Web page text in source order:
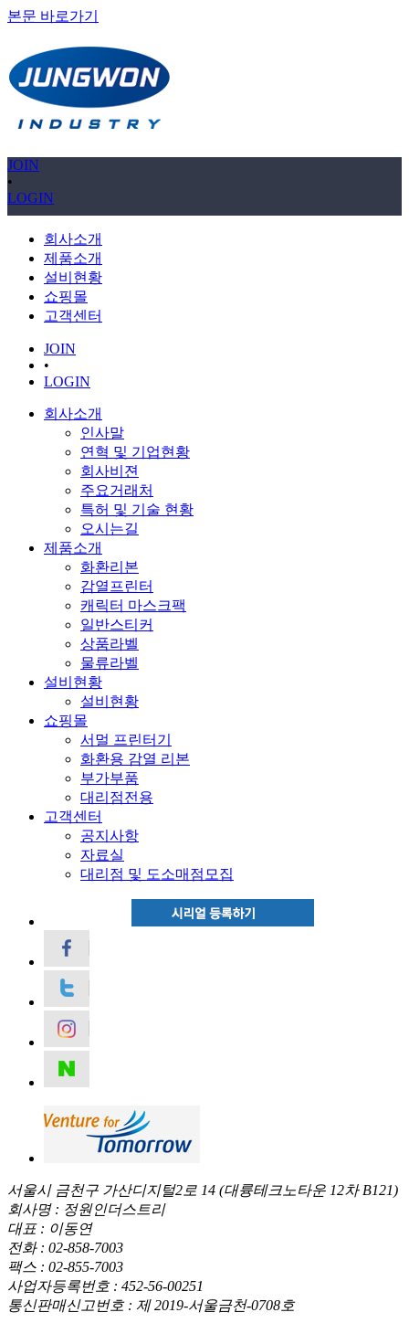
본문 바로가기
JOIN
•
LOGIN
회사소개
제품소개
설비현황
쇼핑몰
고객센터
JOIN
•
LOGIN
회사소개
인사말
연혁 및 기업현황
회사비젼
주요거래처
특허 및 기술 현황
오시는길
제품소개
화환리본
감열프린터
캐릭터 마스크팩
일반스티커
상품라벨
물류라벨
설비현황
설비현황
쇼핑몰
서멀 프린터기
화환용 감열 리본
부가부품
대리점전용
고객센터
공지사항
자료실
대리점 및 도소매점모집
서울시 금천구 가산디지털2로 14 (대륭테크노타운 12차 B121)
회사명 : 정원인더스트리
대표 : 이동연
전화 : 02-858-7003
팩스 : 02-855-7003
사업자등록번호 : 452-56-00251
통신판매신고번호 : 제 2019-서울금천-0708호